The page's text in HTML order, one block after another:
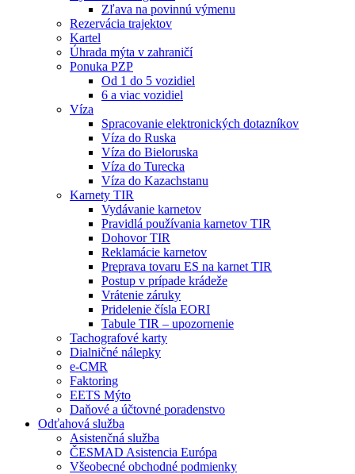
Zľava na povinnú výmenu
Rezervácia trajektov
Kartel
Úhrada mýta v zahraničí
Ponuka PZP
Od 1 do 5 vozidiel
6 a viac vozidiel
Víza
Spracovanie elektronických dotazníkov
Víza do Ruska
Víza do Bieloruska
Víza do Turecka
Víza do Kazachstanu
Karnety TIR
Vydávanie karnetov
Pravidlá používania karnetov TIR
Dohovor TIR
Reklamácie karnetov
Preprava tovaru ES na karnet TIR
Postup v prípade krádeže
Vrátenie záruky
Pridelenie čísla EORI
Tabule TIR – upozornenie
Tachografové karty
Dialničné nálepky
e-CMR
Faktoring
EETS Mýto
Daňové a účtovné poradenstvo
Odťahová služba
Asistenčná služba
ČESMAD Asistencia Európa
Všeobecné obchodné podmienky